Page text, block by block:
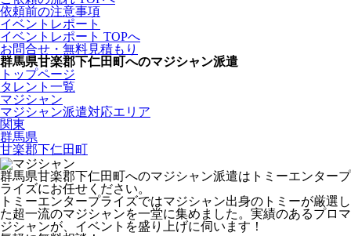
依頼前の注意事項
イベントレポート
イベントレポート TOPへ
お問合せ・無料見積もり
群馬県甘楽郡下仁田町へのマジシャン派遣
トップページ
タレント一覧
マジシャン
マジシャン派遣対応エリア
関東
群馬県
甘楽郡下仁田町
群馬県甘楽郡下仁田町へのマジシャン派遣はトミーエンタープ
ライズにお任せください。
トミーエンタープライズではマジシャン出身のトミーが厳選し
た超一流のマジシャンを一堂に集めました。 実績のあるプロマ
ジシャンが、イベントを盛り上げに伺います！